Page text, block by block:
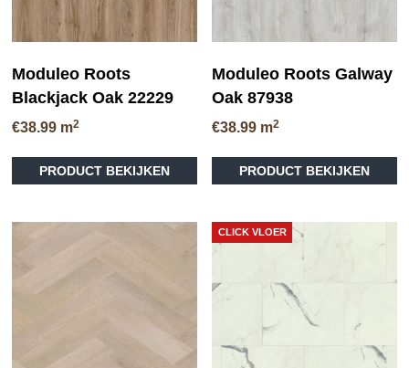
Moduleo Roots
Blackjack Oak 22229
€38.99 m2
PRODUCT BEKIJKEN
variaties.
Deze
kan
Moduleo Roots Galway
Oak 87938
€38.99 m2
PRODUCT BEKIJKEN
CLICK VLOER